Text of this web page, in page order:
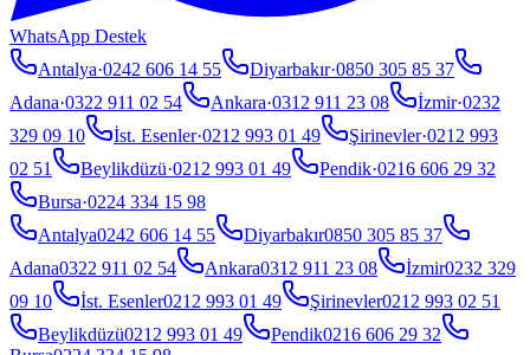
WhatsApp Destek
Antalya·0242 606 14 55 Diyarbakır·0850 305 85 37
Adana·0322 911 02 54 Ankara·0312 911 23 08 İzmir·0232
329 09 10
İst. Esenler·0212 993 01 49 Şirinevler·0212 993
02 51
Beylikdüzü·0212 993 01 49 Pendik·0216 606 29 32
Bursa·0224 334 15 98
Antalya0242 606 14 55 Diyarbakır0850 305 85 37
Adana0322 911 02 54 Ankara0312 911 23 08 İzmir0232 329
09 10
İst. Esenler0212 993 01 49 Şirinevler0212 993 02 51
Beylikdüzü0212 993 01 49 Pendik0216 606 29 32